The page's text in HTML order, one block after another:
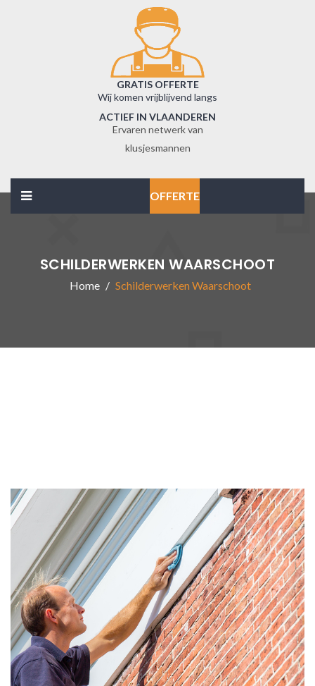
GRATIS OFFERTE
Wij komen vrijblijvend langs
ACTIEF IN VLAANDEREN
Ervaren netwerk van
klusjesmannen
OFFERTE
SCHILDERWERKEN WAARSCHOOT
Home Schilderwerken Waarschoot